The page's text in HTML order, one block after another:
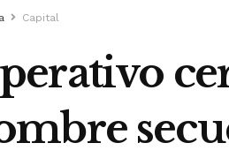
Capital